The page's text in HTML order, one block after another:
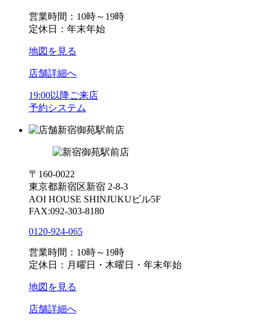
営業時間：10時～19時
定休日：年末年始
地図を見る
店舗詳細へ
19:00以降ご来店
予約システム
新宿御苑駅前店
〒160-0022
東京都新宿区新宿 2-8-3
AOI HOUSE SHINJUKUビル5F
FAX:092-303-8180
0120-924-065
営業時間：10時～19時
定休日：月曜日・木曜日・年末年始
地図を見る
店舗詳細へ